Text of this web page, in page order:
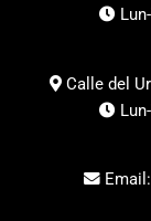
Calle del
Email: